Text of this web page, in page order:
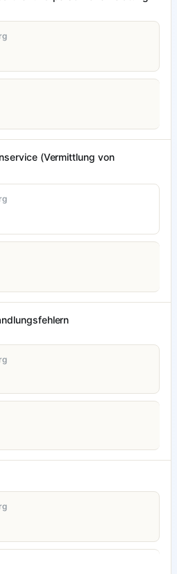
(Vermittlung von